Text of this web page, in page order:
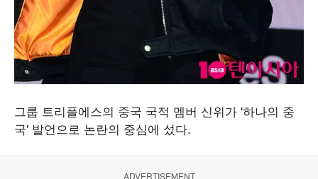
그룹 트리플에스의 중국 국적 멤버 신위가 '하나의 중
국' 발언으로 논란의 중심에 섰다.
ADVERTISEMENT